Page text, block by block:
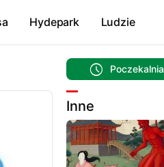
Hydepark Ludzie
Poczekalnia
Inne